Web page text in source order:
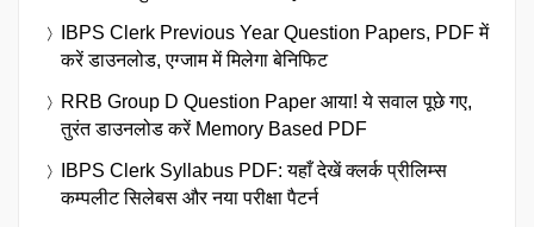
IBPS Clerk Previous Year Question Papers, PDF में
करें डाउनलोड, एग्जाम में मिलेगा बेनिफिट
RRB Group D Question Paper आया! ये सवाल पूछे गए,
तुरंत डाउनलोड करें Memory Based PDF
IBPS Clerk Syllabus PDF: यहाँ देखें क्लर्क प्रीलिम्स
कम्पलीट सिलेबस और नया परीक्षा पैटर्न